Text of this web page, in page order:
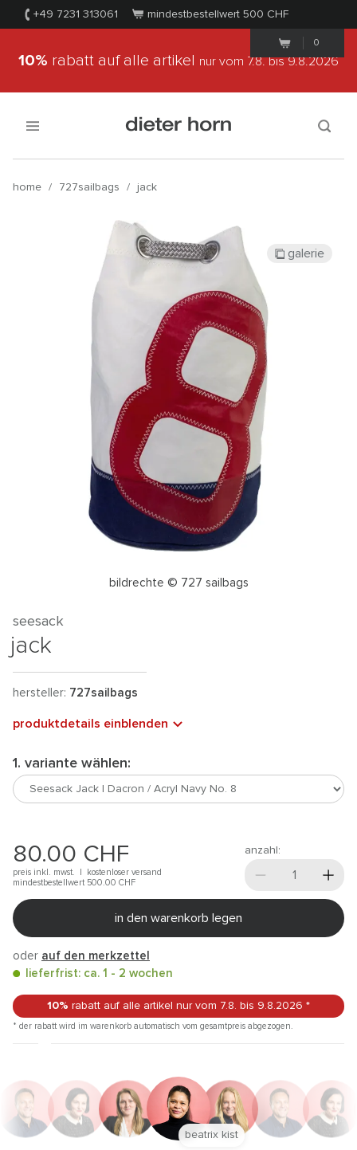
+49 7231 313061 mindestbestellwert 500 CHF
0
10% rabatt auf alle artikel nur vom 7.8.bis 9.8.2026
home / 727sailbags / jack
bildrechte © 727 sailbags
galerie
seesack
jack
hersteller: 727sailbags
produktdetails einblenden
1. variante wählen:
80.00 CHF
preis inkl. mwst. |
kostenloser versand
mindestbestellwert 500.00 CHF
anzahl:
in den warenkorb legen
oder auf den merkzettel
lieferfrist: ca. 1 - 2 wochen
10% rabatt auf alle artikel nur vom 7.8. bis 9.8.2026 *
* der rabatt wird im warenkorb automatisch vom gesamtpreis abgezogen.
beatrix kist